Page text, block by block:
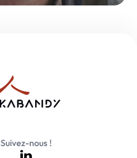
Suivez-nous !